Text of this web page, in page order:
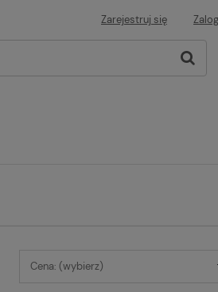
Zarejestruj się
Cena: (wybierz)